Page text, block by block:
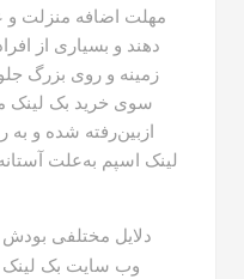
مهلت اضافه منزلت و
دهند و بسیاری از
زمینه و روی بزرگ
سوی خرید بک لینک
ازبین‌رفته شده و
لینک اسپم به‌علت
وب سایت بک لینک